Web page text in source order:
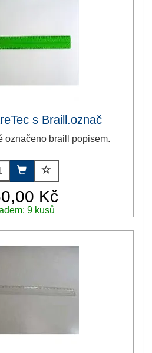
s Braill.označ
označeno braill popisem.
Kč
9 kusů